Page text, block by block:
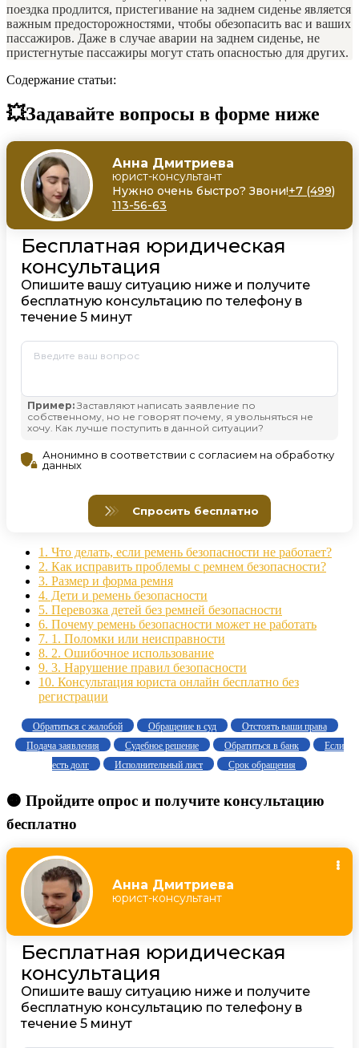
поездка продлится, пристегивание на заднем сиденье является
важным предосторожностями, чтобы обезопасить вас и ваших
пассажиров. Даже в случае аварии на заднем сиденье, не
пристегнутые пассажиры могут стать опасностью для других.
Содержание статьи:
💥Задавайте вопросы в форме ниже
1. Что делать, если ремень безопасности не работает?
2. Как исправить проблемы с ремнем безопасности?
3. Размер и форма ремня
4. Дети и ремень безопасности
5. Перевозка детей без ремней безопасности
6. Почему ремень безопасности может не работать
7. 1. Поломки или неисправности
8. 2. Ошибочное использование
9. 3. Нарушение правил безопасности
10. Консультация юриста онлайн бесплатно без
регистрации
Обратиться с жалобой Обращение в суд
Отстоять ваши права
Подача заявления
Судебное решение Обратиться в банк
Если
есть долг
Исполнительный лист Срок обращения
🟠 Пройдите опрос и получите консультацию
бесплатно